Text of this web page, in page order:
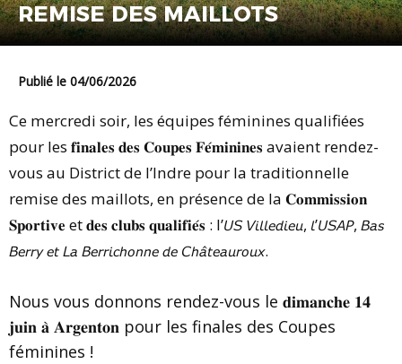
REMISE DES MAILLOTS
Publié le 04/06/2026
Ce mercredi soir, les équipes féminines qualifiées
pour les 𝐟𝐢𝐧𝐚𝐥𝐞𝐬 𝐝𝐞𝐬 𝐂𝐨𝐮𝐩𝐞𝐬 𝐅𝐞́𝐦𝐢𝐧𝐢𝐧𝐞𝐬 avaient rendez-
vous au District de l’Indre pour la traditionnelle
remise des maillots, en présence de la 𝐂𝐨𝐦𝐦𝐢𝐬𝐬𝐢𝐨𝐧
𝐒𝐩𝐨𝐫𝐭𝐢𝐯𝐞 et 𝐝𝐞𝐬 𝐜𝐥𝐮𝐛𝐬 𝐪𝐮𝐚𝐥𝐢𝐟𝐢𝐞́𝐬 : l’𝘜𝘚 𝘝𝘪𝘭𝘭𝘦𝘥𝘪𝘦𝘶, 𝘭’𝘜𝘚𝘈𝘗, 𝘉𝘢𝘴
𝘉𝘦𝘳𝘳𝘺 𝘦𝘵 𝘓𝘢 𝘉𝘦𝘳𝘳𝘪𝘤𝘩𝘰𝘯𝘯𝘦 𝘥𝘦 𝘊𝘩𝘢̂𝘵𝘦𝘢𝘶𝘳𝘰𝘶𝘹.
Nous vous donnons rendez-vous le 𝐝𝐢𝐦𝐚𝐧𝐜𝐡𝐞 𝟏𝟒
𝐣𝐮𝐢𝐧 𝐚̀ 𝐀𝐫𝐠𝐞𝐧𝐭𝐨𝐧 pour les finales des Coupes
féminines !